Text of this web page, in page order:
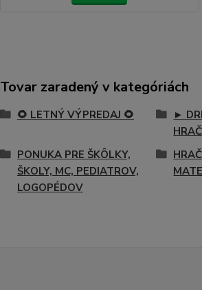
Tovar zaradený v kategóriách
🌻 LETNÝ VÝPREDAJ 🌻
►
PONUKA PRE ŠKÔLKY,
ŠKOLY, MC, PEDIATROV,
LOGOPÉDOV